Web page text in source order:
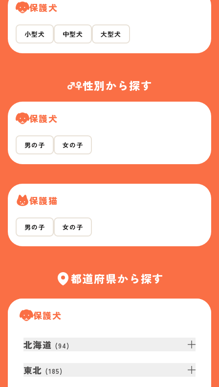
保護犬
小型犬 中型犬 大型犬
性別から探す
保護犬
男の子 女の子
保護猫
男の子 女の子
都道府県から探す
保護犬
北海道 (94)
東北 (185)